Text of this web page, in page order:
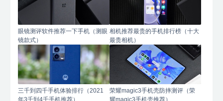
眼镜测评软件推荐一下手机（测眼
镜款式）
相机推荐最贵的手机排行榜（十大
最贵相机）
三千到四千手机体验排行（2021
年3千到4千手机推荐）
荣耀magic3手机壳防摔测评（荣
耀magic3手机壳推荐）